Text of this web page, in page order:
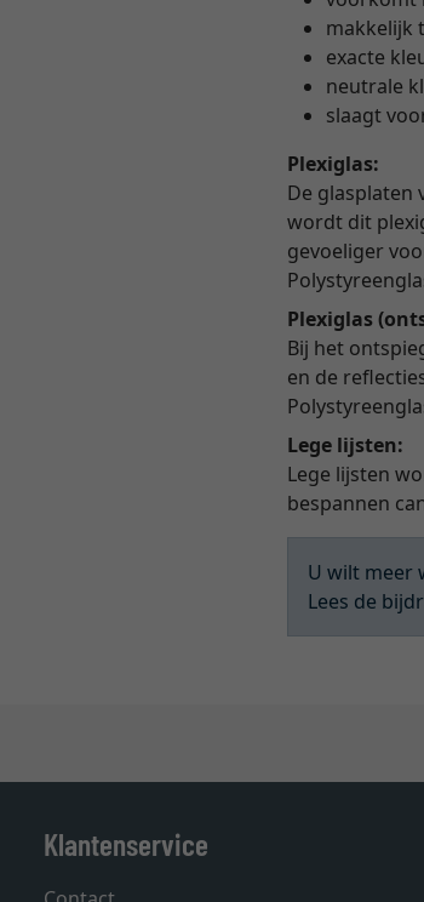
makkelijk
exacte
neutrale
slaagt
Plexiglas:
De glasplaten
wordt dit
gevoeliger
Plexiglas
Bij het
en de
Lege lijsten:
Lege lijsten
bespannen
U wilt meer
Lees de
Klantenservice